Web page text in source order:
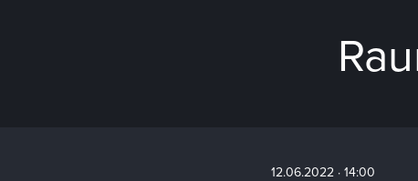
12.06.2022 · 14:00